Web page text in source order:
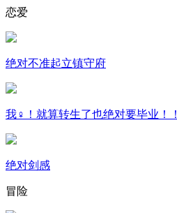
恋爱
绝对不准起立镇守府
我♀！就算转生了也绝对要毕业！！
绝对剑感
冒险